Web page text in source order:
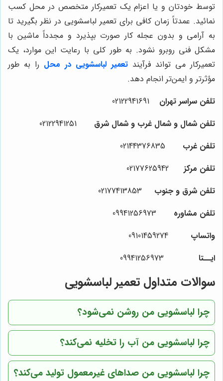
توسط خودتان و یا اعزام یک تعمیرکار متخصص در محل کسب
نمائید. عمدتاً زمان کافی برای تعمیر لباسشویی در نظر بگیرید تا
به آرامی و بدون عجله کار صورت بپذیرد و مجدداً ماشین با
مشکل فنی روبرو نشود. به طور کلی با رعایت این موارد، یک
تعمیرکار می تواند فرآیند تعمیر لباسشویی در محل را به طور
مؤثرتر و ایمن‌تر انجام دهد.
تلفن سراسر تهران
تلفن شمال و شمال غرب و شمال شرق
تلفن غرب
تلفن مرکز
تلفن شرق و جنوب
تلفن مشاوره
واتساپ
ایــتا
سوالات متداول تعمیر لباسشویی
چرا لباسشویی من روشن نمی‌شود؟
چرا لباسشویی من آب را تخلیه نمی‌کند؟
چرا لباسشویی من صداهای غیرمعمول تولید می‌کند؟